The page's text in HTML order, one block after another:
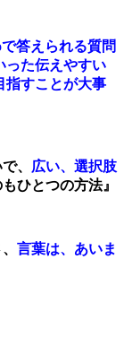
で答えられる質問
った伝えやすい
指すことが大事
、 広い、選択肢
ひとつの方法』
言葉は、あいま